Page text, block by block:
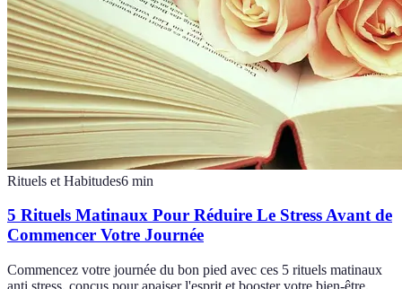
Rituels et Habitudes6 min
5 Rituels Matinaux Pour Réduire Le Stress Avant de
Commencer Votre Journée
Commencez votre journée du bon pied avec ces 5 rituels matinaux